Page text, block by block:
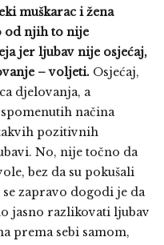
muškarac i žena
od njih to nije
jer ljubav nije osjećaj,
– voljeti. Osjećaj,
djelovanja, a
načina
pozitivnih
No, nije točno da
bez da su pokušali
zapravo dogodi je da
jasno razlikovati ljubav
prema sebi samom,